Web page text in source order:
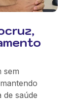
sem
de saúde